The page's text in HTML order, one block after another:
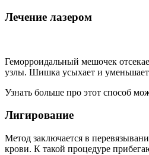
Лечение лазером
Геморроидальный мешочек
узлы. Шишка усыхает и
Узнать больше про этот способ
Лигирование
Метод заключается в
крови. К такой процедуре